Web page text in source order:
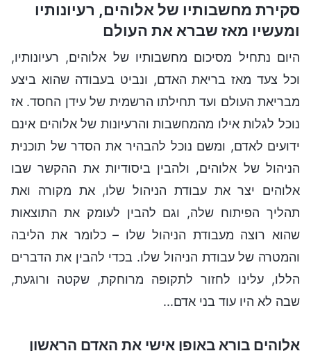
סקירת מחשבותיו של אלוהים, רעיונותיו
ומעשיו מאז שברא את העולם
היום נתחיל מסיכום מחשבותיו של אלוהים, רעיונותיו,
וכל צעד מאז בריאת האדם, ונביט בעבודה שהוא ביצע
מבריאת העולם ועד תחילתו הרשמית של עידן החסד. אז
נוכל לגלות אילו מהמחשבות והרעיונות של אלוהים אינם
ידועים לאדם, ומשם נוכל להבהיר את הסדר של תוכנית
הניהול של אלוהים, ולהבין ביסודיות את ההקשר שבו
אלוהים יצר את עבודת הניהול שלו, את מקורה ואת
תהליך הפיתוח שלה, וגם להבין לעומק את התוצאות
שהוא רוצה מעבודת הניהול שלו – כלומר את הליבה
והמטרה של עבודת הניהול שלו. בכדי להבין את הדברים
הללו, עלינו לחזור לתקופה מרוחקת, שקטה ורוגעת,
שבה לא היו עוד בני אדם...
אלוהים בורא באופן אישי את האדם הראשון